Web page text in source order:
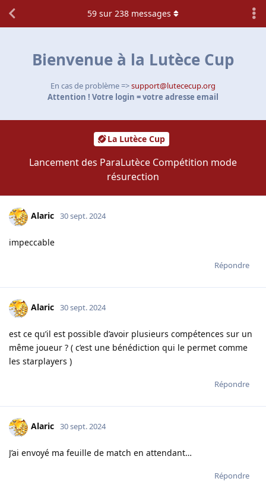
Bienvenue à la Lutèce Cup
En cas de problème =>support@lutececup.org
Attention ! Votre login = votre adresse email
La Lutèce Cup
Lancement des ParaLutèce Compétition mode
résurection
59 sur 238 messages
Alaric 30 sept. 2024
impeccable
Répondre
Alaric 30 sept. 2024
est ce qu’il est possible d’avoir plusieurs compétences sur un
même joueur ? ( c’est une bénédiction qui le permet comme
les starplayers )
Répondre
Alaric 30 sept. 2024
J’ai envoyé ma feuille de match en attendant…
Répondre